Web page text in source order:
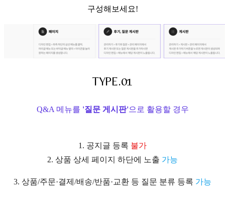
구성해보세요!
TYPE.01
Q&A 메뉴를 '질문 게시판'으로 활용할 경우
1. 공지글 등록 불가
2. 상품 상세 페이지 하단에 노출 가능
3. 상품/주문·결제/배송/반품·교환 등 질문 분류 등록 가능